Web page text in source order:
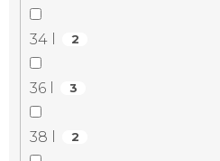
34 l 2
36 l 3
38 l 2